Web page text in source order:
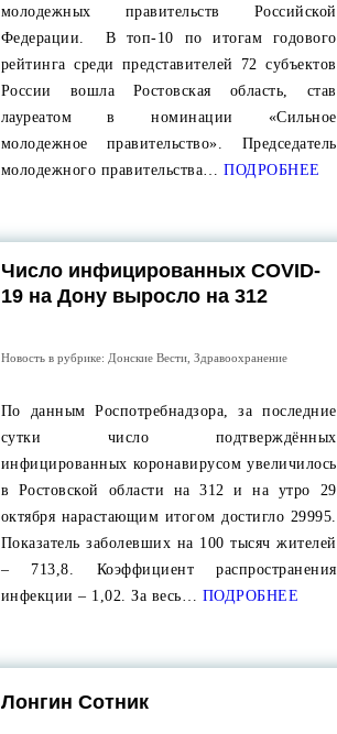
молодежных правительств Российской
Федерации. В топ-10 по итогам годового
рейтинга среди представителей 72 субъектов
России вошла Ростовская область, став
лауреатом в номинации «Сильное
молодежное правительство». Председатель
молодежного правительства… ПОДРОБНЕЕ
Число инфицированных COVID-
19 на Дону выросло на 312
Новость в рубрике: Донские Вести, Здравоохранение
По данным Роспотребнадзора, за последние
сутки число подтверждённых
инфицированных коронавирусом увеличилось
в Ростовской области на 312 и на утро 29
октября нарастающим итогом достигло 29995.
Показатель заболевших на 100 тысяч жителей
– 713,8. Коэффициент распространения
инфекции – 1,02. За весь… ПОДРОБНЕЕ
Лонгин Сотник